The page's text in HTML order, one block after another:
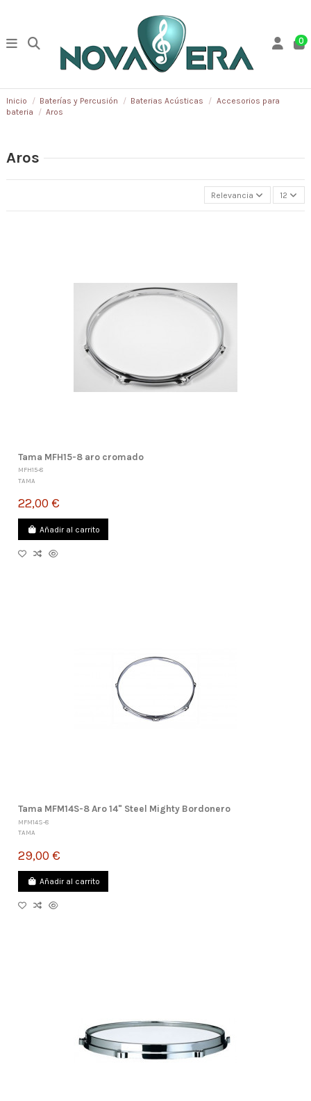
0
Inicio Baterías y Percusión Baterias Acústicas
Accesorios para
bateria
Aros
Aros
Relevancia 12
Tama MFH15-8 aro cromado
MFH15-8
TAMA
22,00 €
Añadir al carrito
Tama MFM14S-8 Aro 14" Steel Mighty Bordonero
MFM14S-8
TAMA
29,00 €
Añadir al carrito